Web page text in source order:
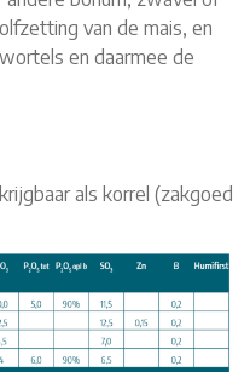
van de mais, en
en daarmee de
als korrel (zakgoed